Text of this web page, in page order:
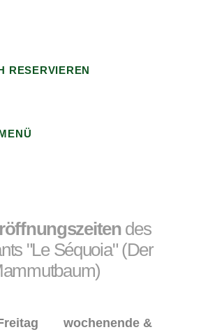
RESERVIEREN
des
"Le Séquoia" (Der
wochenende &